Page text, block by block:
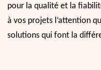
pour la qualité et la
à vos projets l’attention
solutions qui font la